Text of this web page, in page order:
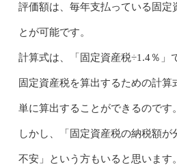
評価額は、毎年支払っている固定
とが可能です。
計算式は、「固定資産税÷1.4％」
固定資産税を算出するための計算
単に算出することができるのです。
しかし、「固定資産税の納税額が
不安」という方もいると思います。